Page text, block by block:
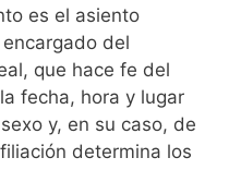
es el asiento
del
que hace fe del
fecha, hora y lugar
y, en su caso, de
determina los